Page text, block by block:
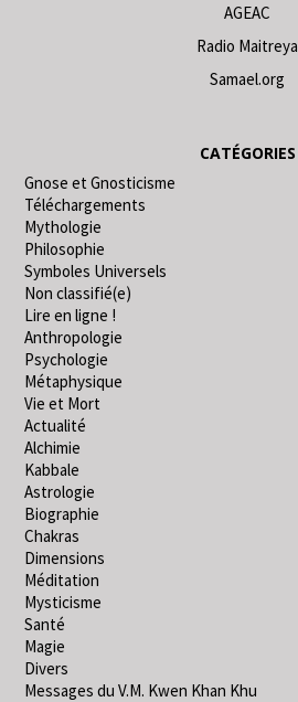
AGEAC
Radio Maitreya
Samael.org
CATÉGORIES
Gnose et Gnosticisme
Téléchargements
Mythologie
Philosophie
Symboles Universels
Non classifié(e)
Lire en ligne !
Anthropologie
Psychologie
Métaphysique
Vie et Mort
Actualité
Alchimie
Kabbale
Astrologie
Biographie
Chakras
Dimensions
Méditation
Mysticisme
Santé
Magie
Divers
Messages du V.M. Kwen Khan Khu